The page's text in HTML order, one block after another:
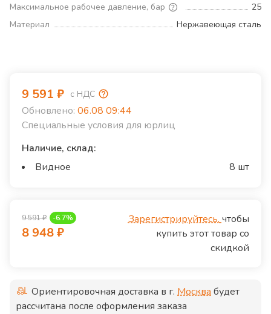
Максимальное рабочее давление, бар
25
Материал
Нержавеющая сталь
9 591 ₽ с НДС
Обновлено: 06.08 09:44
Специальные условия для юрлиц
Наличие, склад:
Видное
8 шт
9 591₽ -6.7%
8 948₽
Зарегистрируйтесь,чтобы
купить этот товар со
скидкой
Ориентировочная доставка в г. Москвабудет
рассчитана после оформления заказа